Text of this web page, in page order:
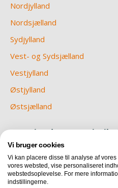
Nordjylland
Nordsjælland
Sydjylland
Vest- og Sydsjælland
Vestjylland
Østjylland
Østsjælland
Om
Nu er vi endelig klar med en
Ejendomsstatistik.dk. Hver
data og statistik, vedrørende
Læs mere om metode, teknik
Vi bruger cookies
Vi kan placere disse til analyse af
vores websted, vise personaliseret
webstedsoplevelse. For mere
indstillingerne.